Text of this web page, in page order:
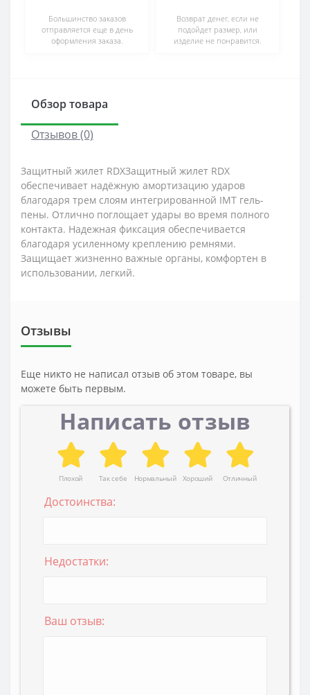
Большинство заказов
отправляется еще в день
оформления заказа.
Возврат денег, если не
подойдет размер, или
изделие не понравится.
Обзор товара
Отзывов (0)
Защитный жилет RDXЗащитный жилет RDX
обеспечивает надёжную амортизацию ударов
благодаря трем слоям интегрированной IMT гель-
пены. Отлично поглощает удары во время полного
контакта. Надежная фиксация обеспечивается
благодаря усиленному креплению ремнями.
Защищает жизненно важные органы, комфортен в
использовании, легкий.
Отзывы
Еще никто не написал отзыв об этом товаре, вы
можете быть первым.
Написать отзыв
Плохой Так себе Нормальный Хороший Отличный
Достоинства:
Недостатки:
Ваш отзыв: